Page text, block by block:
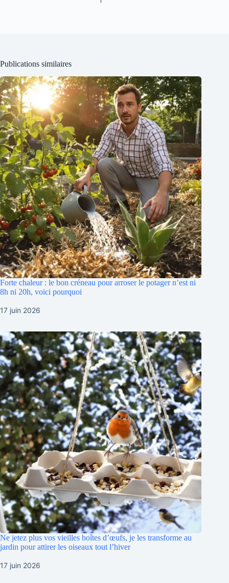
Publications similaires
Forte chaleur : le bon créneau pour arroser le potager n’est ni
8h ni 20h, voici pourquoi
17 juin 2026
Ne jetez plus vos vieilles boîtes d’œufs, je les transforme au
jardin pour attirer les oiseaux tout l’hiver
17 juin 2026